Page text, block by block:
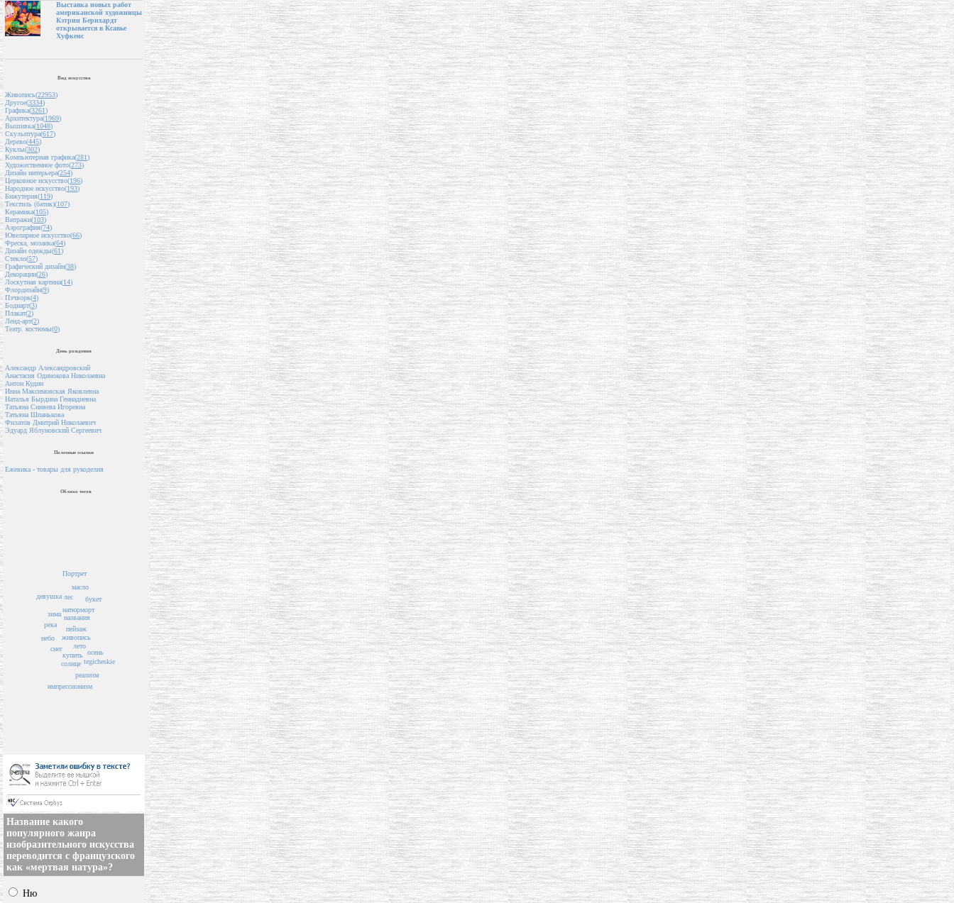
Выставка новых работ
американской художницы
Кэтрин Бернхардт
открывается в Ксавье
Хуфкенс
Вид искусства
Живопись(22953)
Другое(3334)
Графика(3261)
Архитектура(1969)
Вышивка(1048)
Скульптура(617)
Дерево(445)
Куклы(302)
Компьютерная графика(281)
Художественное фото(273)
Дизайн интерьера(254)
Церковное искусство(196)
Народное искусство(193)
Бижутерия(119)
Текстиль (батик)(107)
Керамика(105)
Витражи(103)
Аэрография(74)
Ювелирное искусство(66)
Фреска, мозаика(64)
Дизайн одежды(61)
Стекло(57)
Графический дизайн(38)
Декорации(26)
Лоскутная картина(14)
Флордизайн(9)
Пэчворк(4)
Бодиарт(3)
Плакат(2)
Ленд-арт(2)
Театр. костюмы(0)
День рождения
Александр Александровский
Анастасия Одинокова Николаевна
Антон Кудин
Инна Максимовская Яковлевна
Наталья Бырдина Геннадиевна
Татьяна Синяева Игоревна
Татьяна Шпанькова
Филатов Дмитрий Николаевич
Эдуард Яблуновский Сергеевич
Полезные ссылки
Ежевика - товары для рукоделия
Облако тегов
пейзаж
названия
живопись
лето
натюрморт
купить
солнце
лес
зима
осень
букет
масло
река
снег
tegicheskie
реализм
небо
импрессионизм
Портрет
девушка
Название какого
популярного жанра
изобразительного искусства
переводится с французского
как «мертвая натура»?
Ню